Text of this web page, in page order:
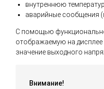
внутреннюю
аварийные сообщения
С помощью
отображаемую на
значение выходного
Внимание!